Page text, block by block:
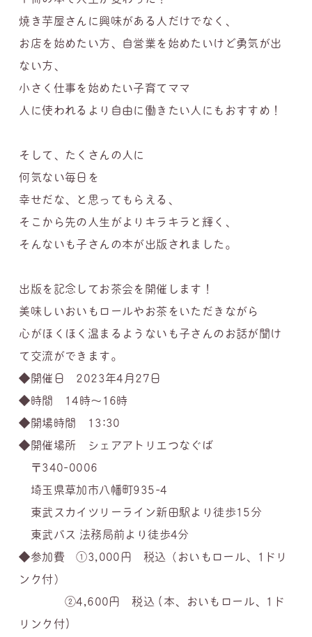
焼き芋屋さんに興味がある人だけでなく、
お店を始めたい方、自営業を始めたいけど勇気が出
ない方、
小さく仕事を始めたい子育てママ
人に使われるより自由に働きたい人にもおすすめ！
そして、たくさんの人に
何気ない毎日を
幸せだな、と思ってもらえる、
そこから先の人生がよりキラキラと輝く、
そんないも子さんの本が出版されました。
出版を記念してお茶会を開催します！
美味しいおいもロールやお茶をいただきながら
心がほくほく温まるようないも子さんのお話が聞け
て交流ができます。
◆開催日 2023年4月27日
◆時間 14時〜16時
◆開場時間 13:30
◆開催場所 シェアアトリエつなぐば
〒340-0006
埼玉県草加市八幡町935-4
東武スカイツリーライン新田駅より徒歩15分
東武バス 法務局前より徒歩4分
◆参加費 ①3,000円 税込（おいもロール、1ドリ
ンク付）
②4,600円 税込 (本、おいもロール、1ド
リンク付)